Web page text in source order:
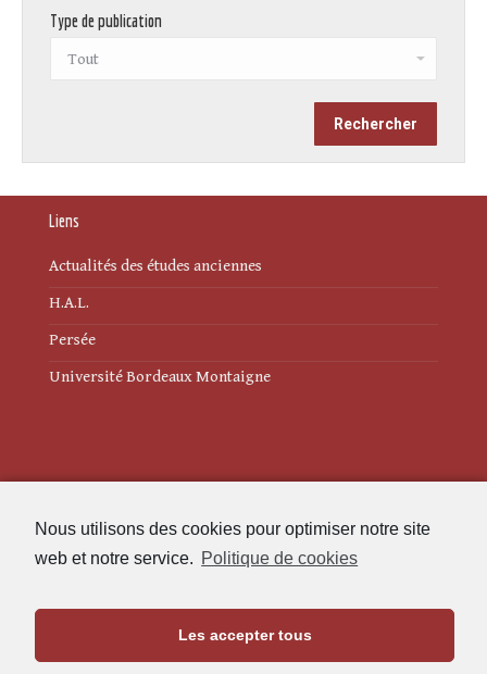
Nous utilisons des cookies pour optimiser notre site
web et notre service. Politique de cookies
Les accepter tous
Type de publication
Liens
Actualités des études anciennes
H.A.L.
Persée
Université Bordeaux Montaigne
Politique de cookies (UE)
Maison de l'Archéologie